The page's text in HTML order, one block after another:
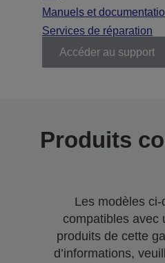
Manuels et
Services de réparation
Accéder au support
Produits
Les modèles
compatibles avec
produits de cette
d’informations,